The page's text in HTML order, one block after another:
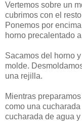
Vertemos sobre un
cubrimos con el
Ponemos por
horno precalentado
Sacamos del horno
molde.
una rejilla.
Mientras
como una
cucharada de agua